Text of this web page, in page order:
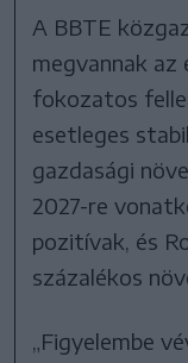
A BBTE
megvannak
fokozatos
esetleges
gazdasági
2027-re
pozitívak, és
százalékos
„Figyelembe